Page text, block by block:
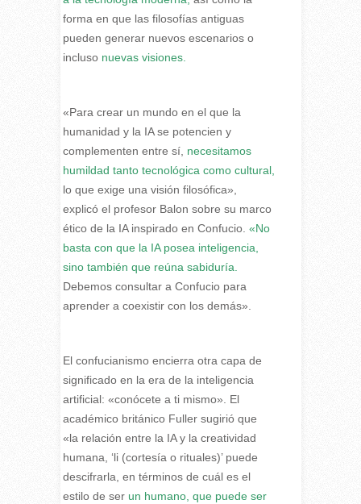
forma en que las filosofías antiguas
pueden generar nuevos escenarios o
incluso nuevas visiones.
«Para crear un mundo en el que la
humanidad y la IA se potencien y
complementen entre sí, necesitamos
humildad tanto tecnológica como cultural,
lo que exige una visión filosófica»,
explicó el profesor Balon sobre su marco
ético de la IA inspirado en Confucio. «No
basta con que la IA posea inteligencia,
sino también que reúna sabiduría.
Debemos consultar a Confucio para
aprender a coexistir con los demás».
El confucianismo encierra otra capa de
significado en la era de la inteligencia
artificial: «conócete a ti mismo». El
académico británico Fuller sugirió que
«la relación entre la IA y la creatividad
humana, ‘li (cortesía o rituales)’ puede
descifrarla, en términos de cuál es el
estilo de serun humano, que puede ser